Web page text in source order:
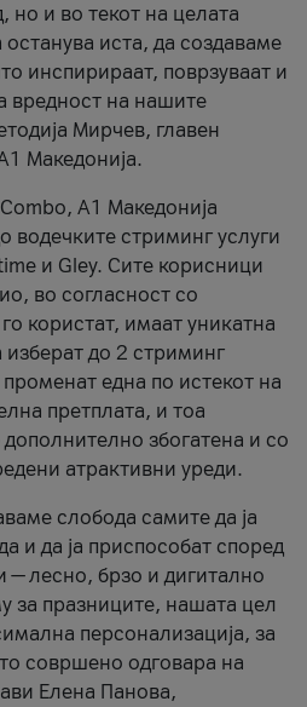
но и во текот на целата
иста, да создаваме
инспирираат, поврзуваат и
вредност на нашите
Мирчев, главен
Македонија.
А1 Македонија
водечките стриминг услуги
и Gley. Сите корисници
во согласност со
користат, имаат уникатна
до 2 стриминг
една по истекот на
претплата, и тоа
збогатена и со
атрактивни уреди.
слобода самите да ја
и да ја приспособат според
— лесно, брзо и дигитално
за празниците, нашата цел
персонализација, за
совршено одговара на
Елена Панова,